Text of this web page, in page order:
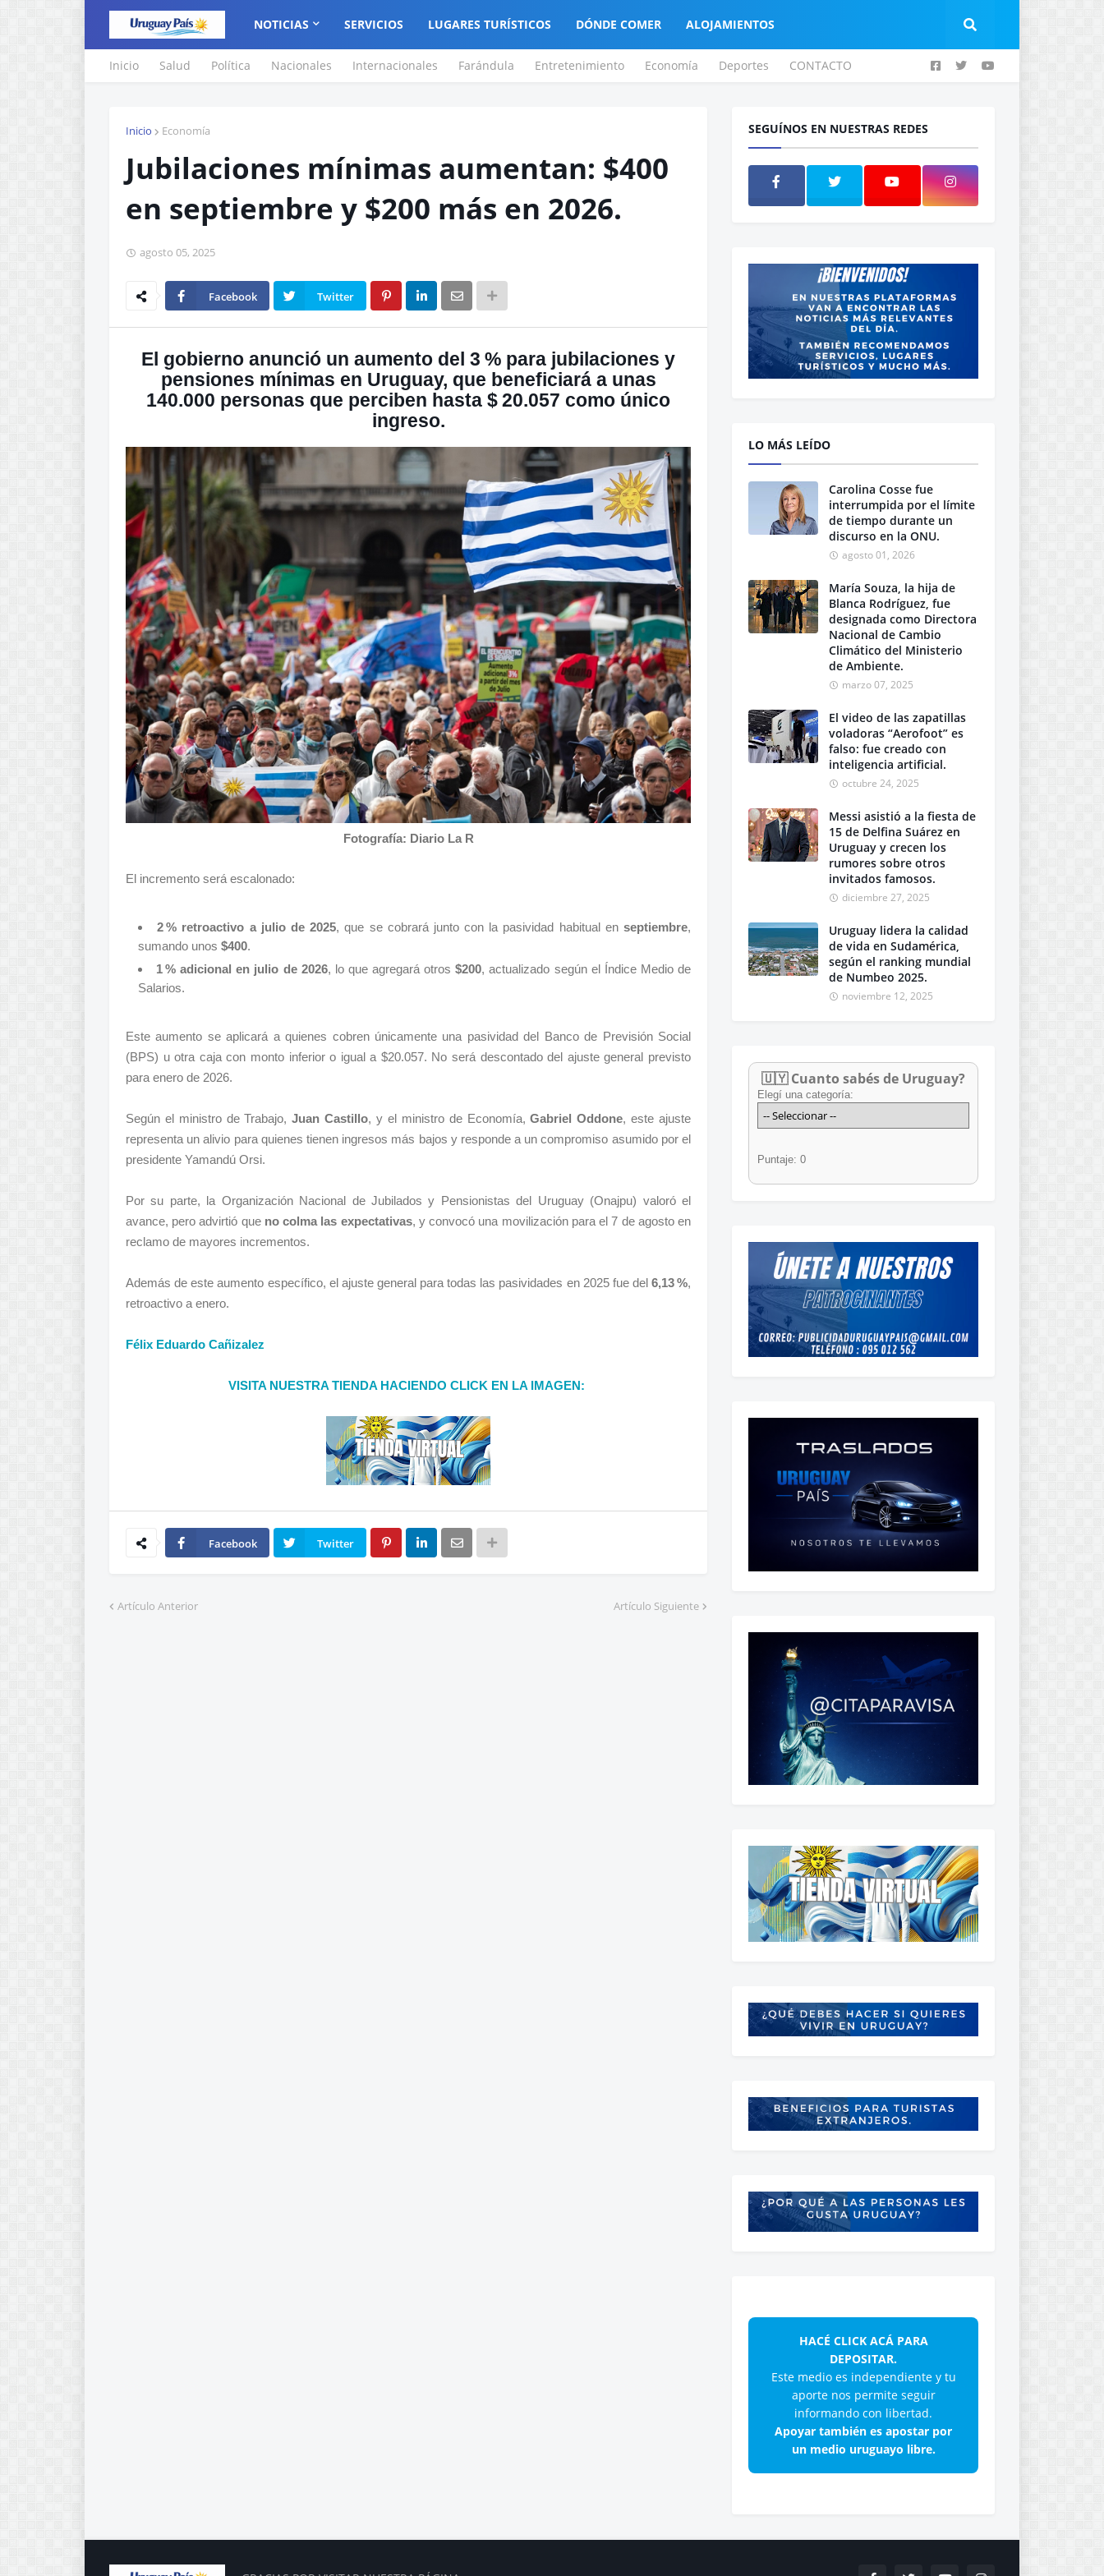
NOTICIAS SERVICIOS LUGARES TURÍSTICOS DÓNDE COMER ALOJAMIENTOS
Inicio Salud Política Nacionales Internacionales Farándula Entretenimiento Economía Deportes CONTACTO
Inicio Economía
Jubilaciones mínimas aumentan: $400
en septiembre y $200 más en 2026.
agosto 05, 2025
Facebook Twitter
El gobierno anunció un aumento del 3 % para jubilaciones y
pensiones mínimas en Uruguay, que beneficiará a unas
140.000 personas que perciben hasta $ 20.057 como único
ingreso.
Fotografía: Diario La R
El incremento será escalonado:
2 % retroactivo a julio de 2025, que se cobrará junto con la pasividad habitual en septiembre,
sumando unos $400.
1 % adicional en julio de 2026, lo que agregará otros$200, actualizado según el Índice Medio de
Salarios.
Este aumento se aplicará a quienes cobren únicamente una pasividad del Banco de Previsión Social
(BPS) u otra caja con monto inferior o igual a $20.057. No será descontado del ajuste general previsto
para enero de 2026.
Según el ministro de Trabajo,Juan Castillo, y el ministro de Economía,Gabriel Oddone, este ajuste
representa un alivio para quienes tienen ingresos más bajos y responde a un compromiso asumido por el
presidente Yamandú Orsi.
Por su parte, la Organización Nacional de Jubilados y Pensionistas del Uruguay (Onajpu) valoró el
avance, pero advirtió que no colma las expectativas, y convocó una movilización para el 7 de agosto en
reclamo de mayores incrementos.
Además de este aumento específico, el ajuste general para todas las pasividades en 2025 fue del 6,13 %,
retroactivo a enero.
Félix Eduardo Cañizalez
VISITA NUESTRA TIENDA HACIENDO CLICK EN LA IMAGEN:
Facebook Twitter
Artículo Anterior Artículo Siguiente
SEGUÍNOS EN NUESTRAS REDES
LO MÁS LEÍDO
Carolina Cosse fue
interrumpida por el límite
de tiempo durante un
discurso en la ONU.
agosto 01, 2026
María Souza, la hija de
Blanca Rodríguez, fue
designada como Directora
Nacional de Cambio
Climático del Ministerio
de Ambiente.
marzo 07, 2025
El video de las zapatillas
voladoras “Aerofoot” es
falso: fue creado con
inteligencia artificial.
octubre 24, 2025
Messi asistió a la fiesta de
15 de Delfina Suárez en
Uruguay y crecen los
rumores sobre otros
invitados famosos.
diciembre 27, 2025
Uruguay lidera la calidad
de vida en Sudamérica,
según el ranking mundial
de Numbeo 2025.
noviembre 12, 2025
🇺🇾 Cuanto sabés de Uruguay?
Elegí una categoría:
Puntaje: 0
HACÉ CLICK ACÁ PARA
DEPOSITAR.
Este medio es independiente y tu
aporte nos permite seguir
informando con libertad.
Apoyar también es apostar por
un medio uruguayo libre.